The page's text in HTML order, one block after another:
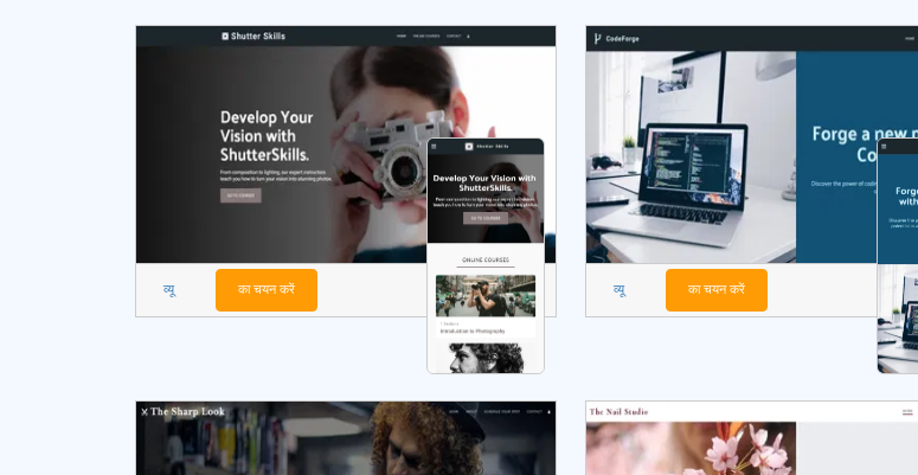
व्यू का चयन करें व्यू का चयन करें